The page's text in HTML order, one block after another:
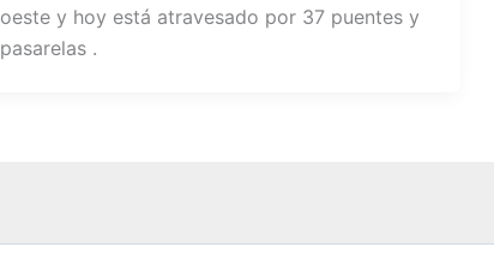
oeste y hoy está atravesado por 37 puentes y
pasarelas .